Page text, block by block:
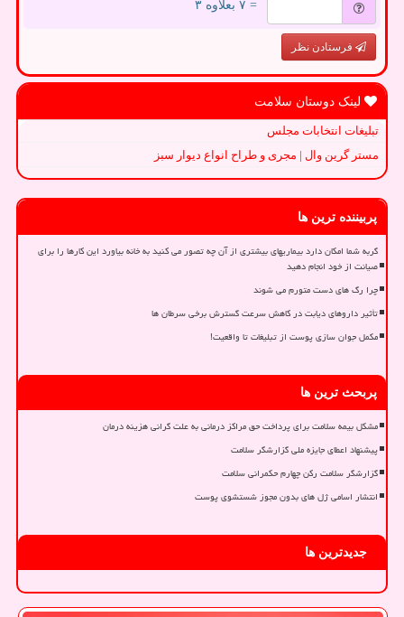
= ۷ بعلاوه ۳
فرستادن نظر
لینک دوستان سلامت
تبلیغات انتخابات مجلس
مستر گرین وال | مجری و طراح انواع دیوار سبز
پربیننده ترین ها
گربه شما امکان دارد بیماریهای بیشتری از آن چه تصور می کنید به خانه بیاورد این کارها را برای
صیانت از خود انجام دهید
چرا رگ های دست متورم می شوند
تأثیر داروهای دیابت در کاهش سرعت گسترش برخی سرطان ها
مکمل جوان سازی پوست از تبلیغات تا واقعیت!
پربحث ترین ها
مشکل بیمه سلامت برای پرداخت حق مراکز درمانی به علت گرانی هزینه درمان
پیشنهاد اعطای جایزه ملی گزارشگر سلامت
گزارشگر سلامت رکن چهارم حکمرانی سلامت
انتشار اسامی ژل های بدون مجوز شستشوی پوست
جدیدترین ها